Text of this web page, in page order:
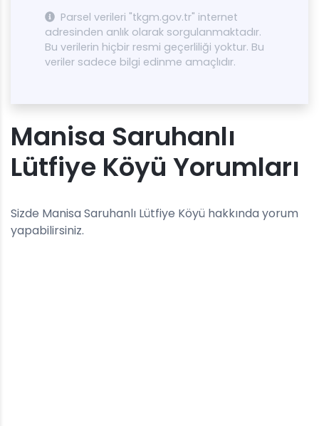
Parsel verileri "tkgm.gov.tr" internet
adresinden anlık olarak sorgulanmaktadır.
Bu verilerin hiçbir resmi geçerliliği yoktur. Bu
veriler sadece bilgi edinme amaçlıdır.
Manisa Saruhanlı
Lütfiye Köyü Yorumları
Sizde Manisa Saruhanlı Lütfiye Köyü hakkında yorum
yapabilirsiniz.